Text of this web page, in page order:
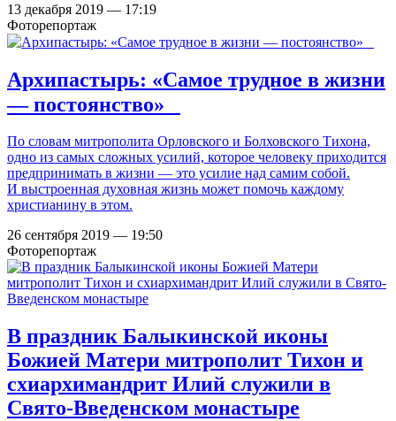
13 декабря 2019 — 17:19
Фоторепортаж
Архипастырь: «Самое трудное в жизни
— постоянство»⠀
По словам митрополита Орловского и Болховского Тихона,
одно из самых сложных усилий, которое человеку приходится
предпринимать в жизни — это усилие над самим собой.
И выстроенная духовная жизнь может помочь каждому
христианину в этом.
26 сентября 2019 — 19:50
Фоторепортаж
В праздник Балыкинской иконы
Божией Матери митрополит Тихон и
схиархимандрит Илий служили в
Свято-Введенском монастыре